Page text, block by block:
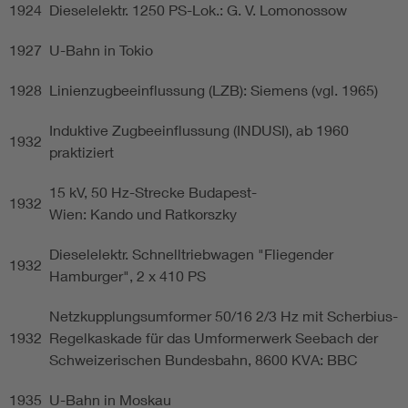
1924 Dieselelektr. 1250 PS-Lok.: G. V. Lomonossow
1927 U-Bahn in Tokio
1928 Linienzugbeeinflussung (LZB): Siemens (vgl. 1965)
1932
Induktive Zugbeeinflussung (INDUSI), ab 1960
praktiziert
1932
15 kV, 50 Hz-Strecke Budapest-
Wien: Kando und Ratkorszky
1932
Dieselelektr. Schnelltriebwagen "Fliegender
Hamburger", 2 x 410 PS
1932
Netzkupplungsumformer 50/16 2/3 Hz mit Scherbius-
Regelkaskade für das Umformerwerk Seebach der
Schweizerischen Bundesbahn, 8600 KVA: BBC
1935 U-Bahn in Moskau